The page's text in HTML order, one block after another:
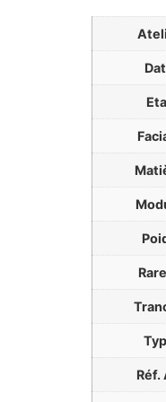
Réf.